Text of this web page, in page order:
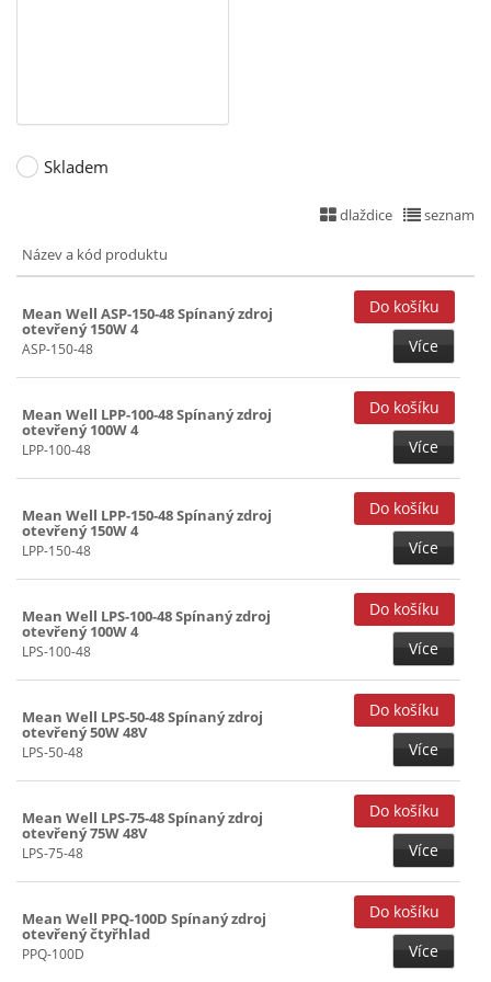
5+12+(-12)+24V (18)
5+12+15+24V (19)
5+24V (23)
5+48V (19)
12+(-12)V (19)
15V (32)
15+(-15)V (19)
20V (19)
24V (32)
27V (26)
48V (18)
Skladem
dlaždice seznam
Název a kód produktu
Mean Well ASP-150-48 Spínaný zdroj
otevřený 150W 4
ASP-150-48 Více
Mean Well LPP-100-48 Spínaný zdroj
otevřený 100W 4
LPP-100-48 Více
Mean Well LPP-150-48 Spínaný zdroj
otevřený 150W 4
LPP-150-48 Více
Mean Well LPS-100-48 Spínaný zdroj
otevřený 100W 4
LPS-100-48 Více
Mean Well LPS-50-48 Spínaný zdroj
otevřený 50W 48V
LPS-50-48 Více
Mean Well LPS-75-48 Spínaný zdroj
otevřený 75W 48V
LPS-75-48 Více
Mean Well PPQ-100D Spínaný zdroj
otevřený čtyřhlad
PPQ-100D Více